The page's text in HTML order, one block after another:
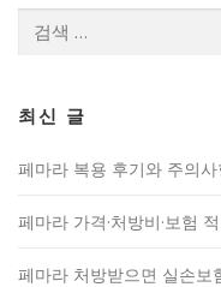
최신 글
페마라 복용 후기와 주의
페마라 가격·처방비·보험
페마라 처방받으면 실손보